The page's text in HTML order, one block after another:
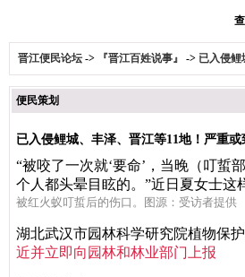
晋江便民论坛 -> 『晋江百姓说事』 -> 已入侵鲤
便民策划
已入侵鲤城、丰泽、晋江等11地！严重或
“被咬了一次就‘要命’， 当晚（叮蜇
个人都头晕目眩的。”近日 夏女士这
被红火蚁叮蜇后的伤口。图源：受访者提供
湖北武汉市园林科学研究院植物保
近并立即向园林和林业部门上报